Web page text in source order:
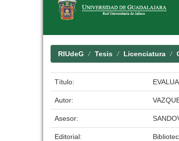
RIUdeG Tesis Licenciatura
Título:
Autor:
Asesor:
Editorial: